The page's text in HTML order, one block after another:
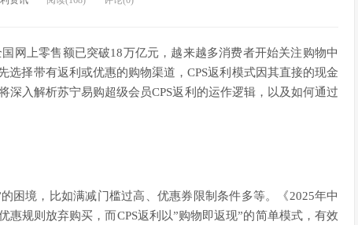
网上零售额已突破18万亿元，越来越多消费者开始关注购物中
择带有返利或优惠的购物渠道，CPS返利模式因其直接的现金
入解析苏宁易购超级会员CPS返利的运作逻辑，以及如何通过
困境，比如满减门槛过高、优惠券限制条件多等。《2025年中
规则放弃购买，而CPS返利以”购物即返现”的简单模式，有效